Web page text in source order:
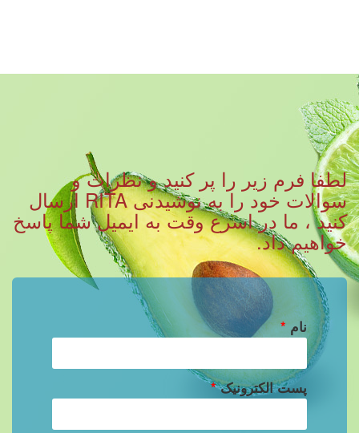
لطفا فرم زیر را پر کنید و نظرات و
سوالات خود را به نوشیدنی RITA ارسال
کنید ، ما در اسرع وقت به ایمیل شما پاسخ
خواهیم داد.
نام *
پست الکترونیک*